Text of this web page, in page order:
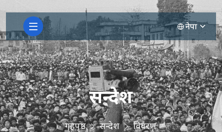
नेपा
सन्देश
गृहपृष्ठ सन्देश विवरण